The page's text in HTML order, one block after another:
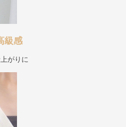
級感
がりに